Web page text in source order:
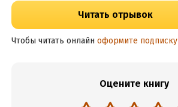
Читать отрывок
Чтобы читать онлайн оформите подписку
Оцените книгу